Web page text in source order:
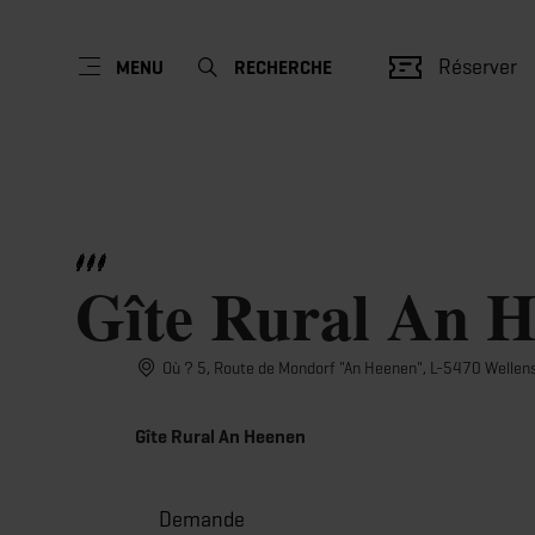
MENU RECHERCHE Réserver
Gîte Rural An
Où ? 5, Route de Mondorf "An Heenen", L-5470
Gîte Rural An Heenen
Demande